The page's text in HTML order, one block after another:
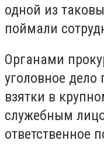
одной из
поймали
Органами
уголовное дело
взятки в
служебным
ответственное